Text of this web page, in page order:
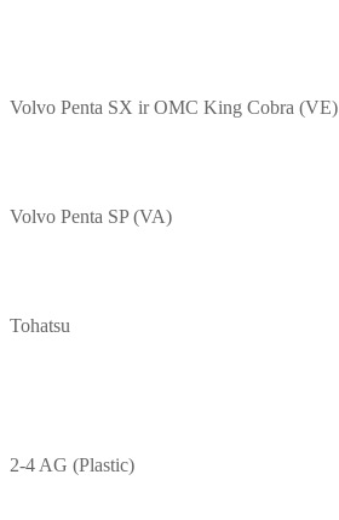
Volvo Penta SX ir OMC King Cobra (VE)
Volvo Penta SP (VA)
Tohatsu
2-4 AG (Plastic)